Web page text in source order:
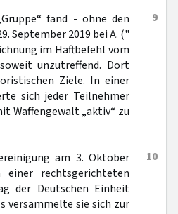
9
fand - ohne den
September 2019 bei A. ("
im Haftbefehl vom
unzutreffend. Dort
Ziele. In einer
sich jeder Teilnehmer
Waffengewalt „aktiv“ zu
10
am 3. Oktober
rechtsgerichteten
der Deutschen Einheit
versammelte sie sich zur